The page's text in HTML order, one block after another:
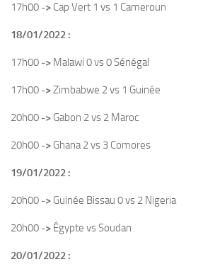
17h00 -> Cap Vert 1 vs 1 Cameroun
18/01/2022 :
17h00 -> Malawi 0 vs 0 Sénégal
17h00 ->Zimbabwe 2 vs 1 Guinée
20h00 -> Gabon 2 vs 2 Maroc
20h00 -> Ghana 2 vs 3 Comores
19/01/2022 :
20h00 -> Guinée Bissau 0 vs 2 Nigeria
20h00 -> Égypte vs Soudan
20/01/2022 :